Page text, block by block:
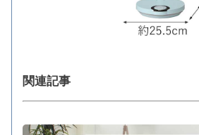
関連記事